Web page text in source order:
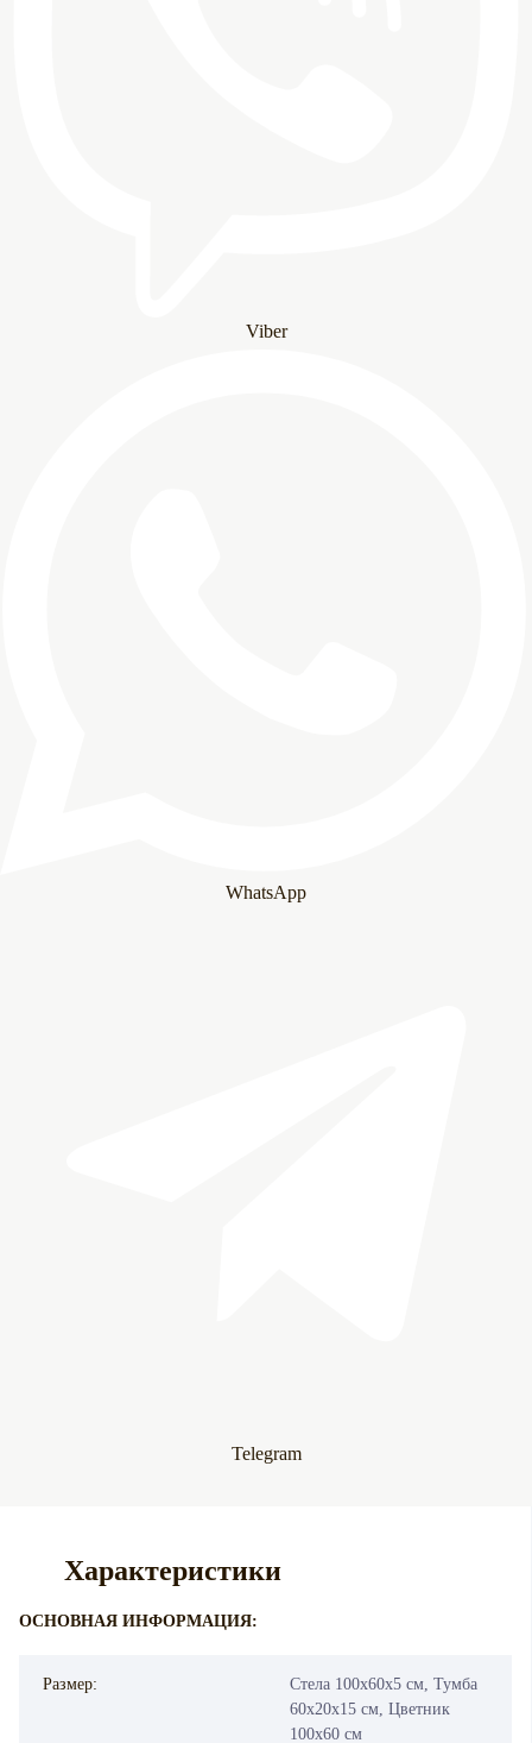
Viber
WhatsApp
Telegram
Характеристики
ОСНОВНАЯ ИНФОРМАЦИЯ:
Размер:
Стела 100х60х5 см, Тумба
60х20х15 см, Цветник
100х60 см